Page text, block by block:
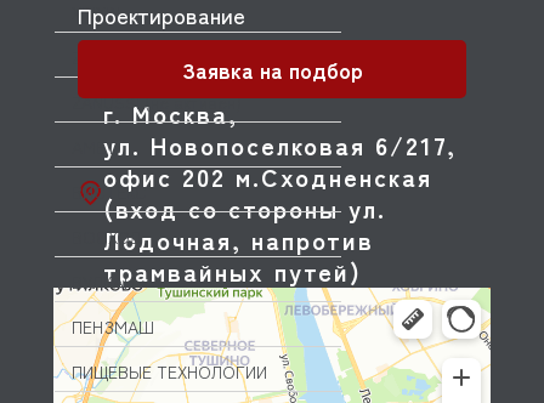
XINXIN
ZANUSSI (не активен)
АМЕТ
ВИСТЕКС
ВОСХОД
ВУЛКАН
ПЕНЗМАШ
ПИЩЕВЫЕ ТЕХНОЛОГИИ
г. Москва,
ул. Новопоселковая 6/217,
офис 202 м.Сходненская
(вход со стороны ул.
Лодочная, напротив
трамвайных путей)
Проектирование
Заявка на подбор